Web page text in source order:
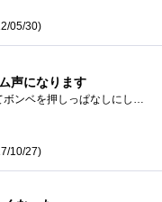
05/30)
声になります
かえるちゃんじゃなくてボンベを押しっぱなしにしてしゃべります。離すと、音声がヘリウム声になって再生されます。録音できる時間はメータ�...
10/27)